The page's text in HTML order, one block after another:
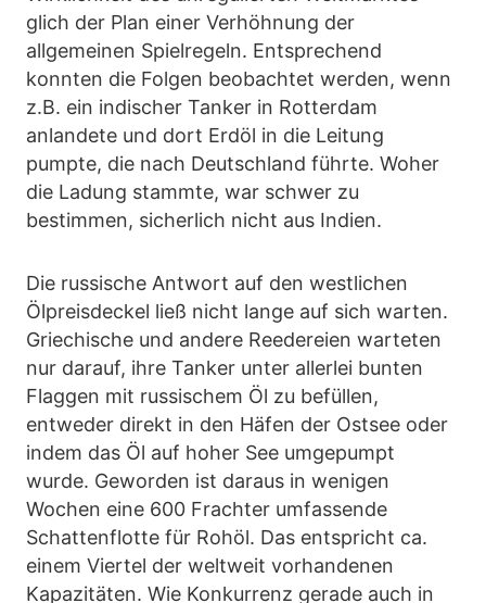
glich der Plan einer Verhöhnung der
allgemeinen Spielregeln. Entsprechend
konnten die Folgen beobachtet werden, wenn
z.B. ein indischer Tanker in Rotterdam
anlandete und dort Erdöl in die Leitung
pumpte, die nach Deutschland führte. Woher
die Ladung stammte, war schwer zu
bestimmen, sicherlich nicht aus Indien.
Die russische Antwort auf den westlichen
Ölpreisdeckel ließ nicht lange auf sich warten.
Griechische und andere Reedereien warteten
nur darauf, ihre Tanker unter allerlei bunten
Flaggen mit russischem Öl zu befüllen,
entweder direkt in den Häfen der Ostsee oder
indem das Öl auf hoher See umgepumpt
wurde. Geworden ist daraus in wenigen
Wochen eine 600 Frachter umfassende
Schattenflotte für Rohöl. Das entspricht ca.
einem Viertel der weltweit vorhandenen
Kapazitäten. Wie Konkurrenz gerade auch in